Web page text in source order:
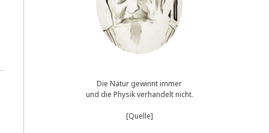
Die Natur gewinnt immer
und die Physik verhandelt nicht.
[Quelle]